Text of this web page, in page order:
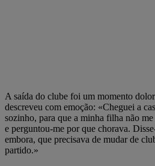
A saída do clube foi um momento
descreveu com emoção: «Cheguei a
sozinho, para que a minha filha não
e perguntou-me por que chorava.
embora, que precisava de mudar de
partido.»